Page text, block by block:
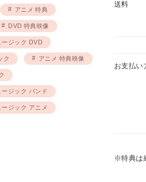
送料
お支払い
※特典は
アニメ 特典
DVD 特典映像
ージック DVD
ク アニメ 特典映像
ジック バンド
ジック アニメ